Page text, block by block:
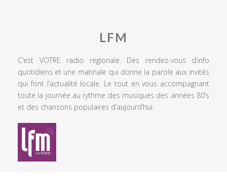
LFM
C’est VOTRE radio régionale. Des rendez-vous d’info
quotidiens et une matinale qui donne la parole aux invités
qui font l’actualité locale. Le tout en vous accompagnant
toute la journée au rythme des musiques des années 80’s
et des chansons populaires d’aujourd’hui.